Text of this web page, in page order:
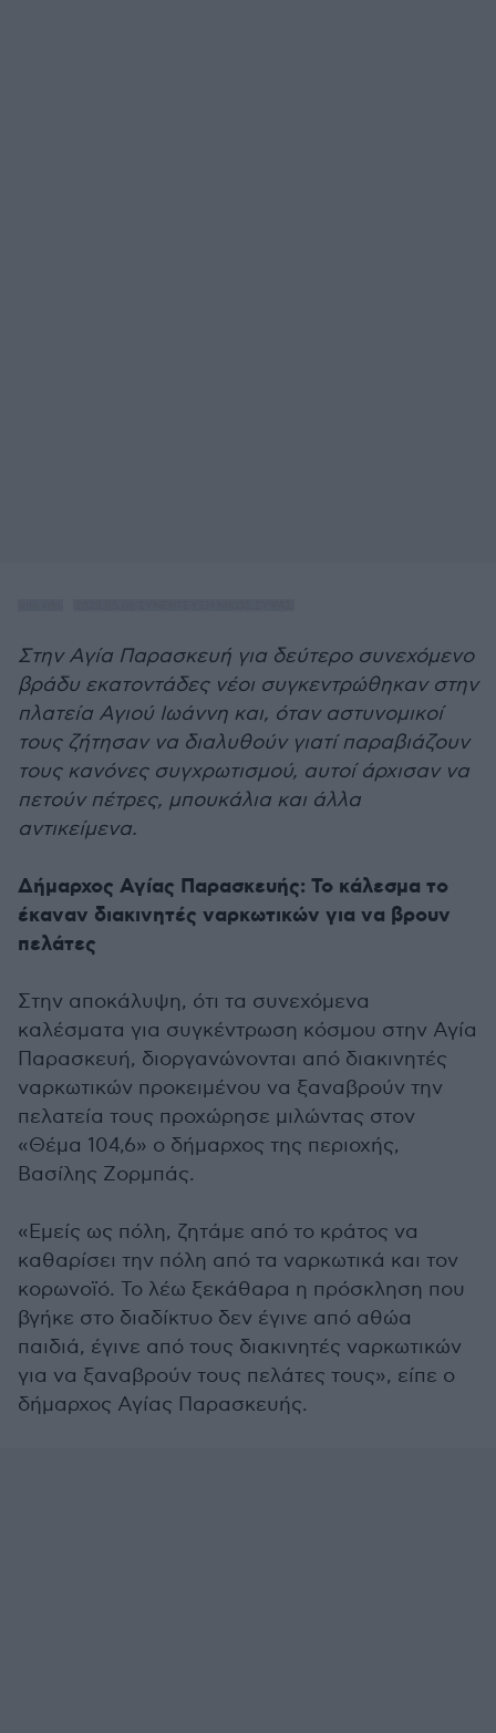
Στην Αγία Παρασκευή για δεύτερο συνεχόμενο
βράδυ εκατοντάδες νέοι συγκεντρώθηκαν στην
πλατεία Αγιού Ιωάννη και, όταν αστυνομικοί
τους ζήτησαν να διαλυθούν γιατί παραβιάζουν
τους κανόνες συγχρωτισμού, αυτοί άρχισαν να
πετούν πέτρες, μπουκάλια και άλλα
αντικείμενα.
Δήμαρχος Αγίας Παρασκευής: Το κάλεσμα το
έκαναν διακινητές ναρκωτικών για να βρουν
πελάτες
Στην αποκάλυψη, ότι τα συνεχόμενα
καλέσματα για συγκέντρωση κόσμου στην Αγία
Παρασκευή, διοργανώνονται από διακινητές
ναρκωτικών προκειμένου να ξαναβρούν την
πελατεία τους προχώρησε μιλώντας στον
«Θέμα 104,6» ο δήμαρχος της περιοχής,
Βασίλης Ζορμπάς.
«Εμείς ως πόλη, ζητάμε από το κράτος να
καθαρίσει την πόλη από τα ναρκωτικά και τον
κορωνοϊό. Το λέω ξεκάθαρα η πρόσκληση που
βγήκε στο διαδίκτυο δεν έγινε από αθώα
παιδιά, έγινε από τους διακινητές ναρκωτικών
για να ξαναβρούν τους πελάτες τους», είπε ο
δήμαρχος Αγίας Παρασκευής.